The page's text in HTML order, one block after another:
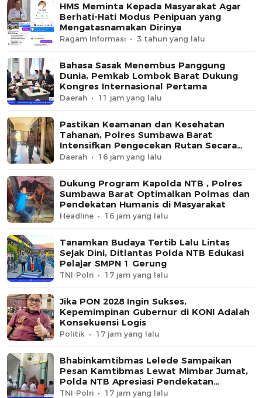
HMS Meminta Kepada Masyarakat Agar
Berhati-Hati Modus Penipuan yang
Mengatasnamakan Dirinya
Ragam Informasi 3 tahun yang lalu
Bahasa Sasak Menembus Panggung
Dunia, Pemkab Lombok Barat Dukung
Kongres Internasional Pertama
Daerah 11 jam yang lalu
Pastikan Keamanan dan Kesehatan
Tahanan, Polres Sumbawa Barat
Intensifkan Pengecekan Rutan Secara
Berkala
Daerah 16 jam yang lalu
Dukung Program Kapolda NTB , Polres
Sumbawa Barat Optimalkan Polmas dan
Pendekatan Humanis di Masyarakat
Headline 16 jam yang lalu
Tanamkan Budaya Tertib Lalu Lintas
Sejak Dini, Ditlantas Polda NTB Edukasi
Pelajar SMPN 1 Gerung
TNI-Polri 17 jam yang lalu
Jika PON 2028 Ingin Sukses,
Kepemimpinan Gubernur di KONI Adalah
Konsekuensi Logis
Politik 17 jam yang lalu
Bhabinkamtibmas Lelede Sampaikan
Pesan Kamtibmas Lewat Mimbar Jumat,
Polda NTB Apresiasi Pendekatan
Keagamaan
TNI-Polri 17 jam yang lalu